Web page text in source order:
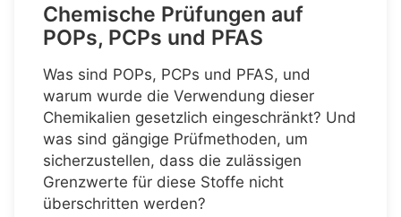
Chemische Prüfungen auf
POPs, PCPs und PFAS
Was sind POPs, PCPs und PFAS, und
warum wurde die Verwendung dieser
Chemikalien gesetzlich eingeschränkt? Und
was sind gängige Prüfmethoden, um
sicherzustellen, dass die zulässigen
Grenzwerte für diese Stoffe nicht
überschritten werden?